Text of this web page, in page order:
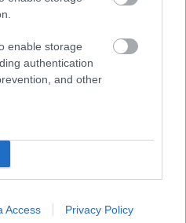
enable storage
authentication
and other
Access Privacy Policy
οι μ***ες» –